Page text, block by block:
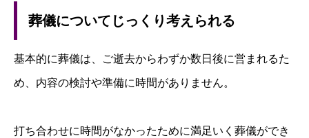
葬儀についてじっくり考えられる
基本的に葬儀は、ご逝去からわずか数日後に営まれるた
め、内容の検討や準備に時間がありません。
打ち合わせに時間がなかったために満足いく葬儀ができ